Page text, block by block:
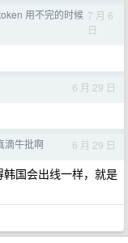
用不完的时候 7 月 6
日
6 月 29 日
滴牛批啊 6 月 29 日
国会出线一样，就是